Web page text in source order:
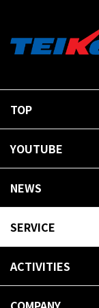
TOP
YOUTUBE
NEWS
SERVICE
ACTIVITIES